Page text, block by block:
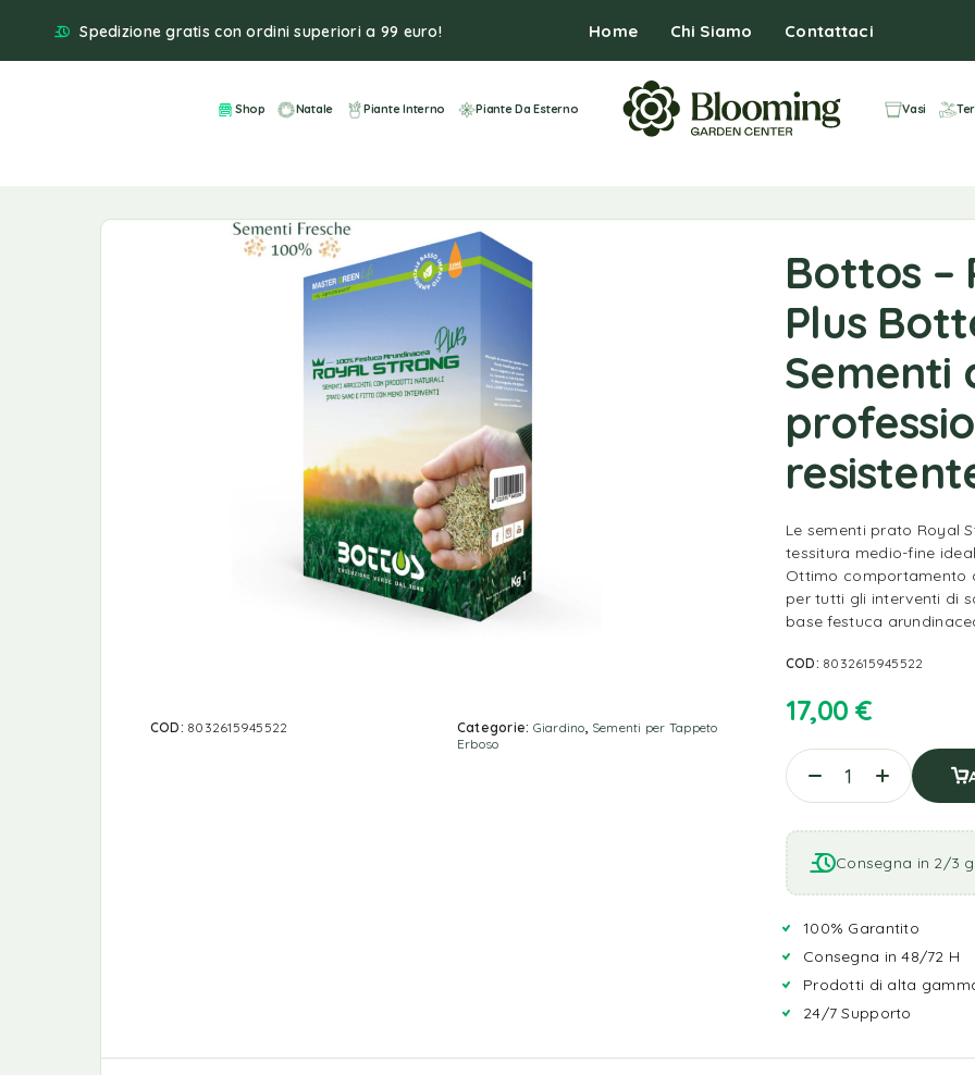
Spedizione gratis con ordini superiori a 99 euro! Home Chi Siamo Contattaci
Shop Natale Piante Interno Piante Da Esterno Vasi
COD: 8032615945522 Categorie: Giardino, Sementi per Tappeto
Erboso
Bottos –
Plus
Sementi
Le sementi prato Royal
tessitura medio-fine
Ottimo comportamento
per tutti gli interventi di
base festuca
COD: 8032615945522
17,00 €
Consegna in 2/3
100% Garantito
Consegna in 48/72 H
Prodotti di alta
24/7 Supporto